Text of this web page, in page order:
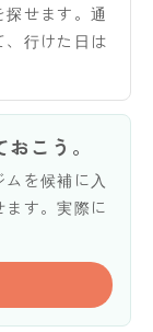
せます。通
、行けた日は
こう。
を候補に入
す。実際に